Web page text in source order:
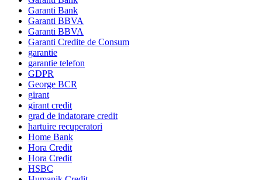
Garanti Bank
Garanti BBVA
Garanti BBVA
Garanti Credite de Consum
garantie
garantie telefon
GDPR
George BCR
girant
girant credit
grad de indatorare credit
hartuire recuperatori
Home Bank
Hora Credit
Hora Credit
HSBC